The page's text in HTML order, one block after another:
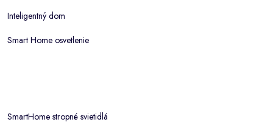
Inteligentný dom
Smart Home osvetlenie
SmartHome stropné svietidlá